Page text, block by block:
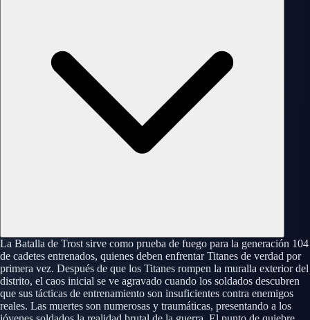
La Batalla de Trost sirve como prueba de fuego para la generación 104
de cadetes entrenados, quienes deben enfrentar Titanes de verdad por
primera vez. Después de que los Titanes rompen la muralla exterior del
distrito, el caos inicial se ve agravado cuando los soldados descubren
que sus tácticas de entrenamiento son insuficientes contra enemigos
reales. Las muertes son numerosas y traumáticas, presentando a los